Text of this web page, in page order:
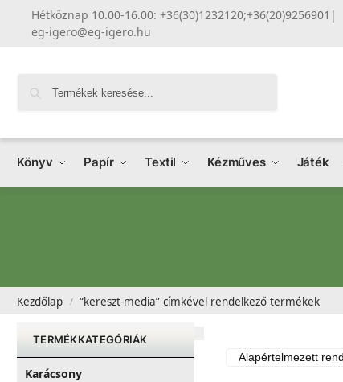
Hétköznap 10.00-16.00: +36(30)1232120;+36(20)9256901 |
eg-igero@eg-igero.hu
Könyv Papír Textil Kézműves Játék
Kezdőlap / “kereszt-media” címkével rendelkező termékek
TERMÉKKATEGÓRIÁK
Karácsony